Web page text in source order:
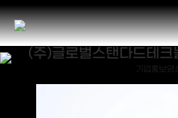
(주)글로벌스탠다드테
기업홍보영